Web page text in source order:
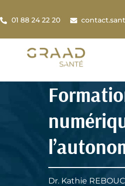
01 88 24 22 20
Dr. Kathie